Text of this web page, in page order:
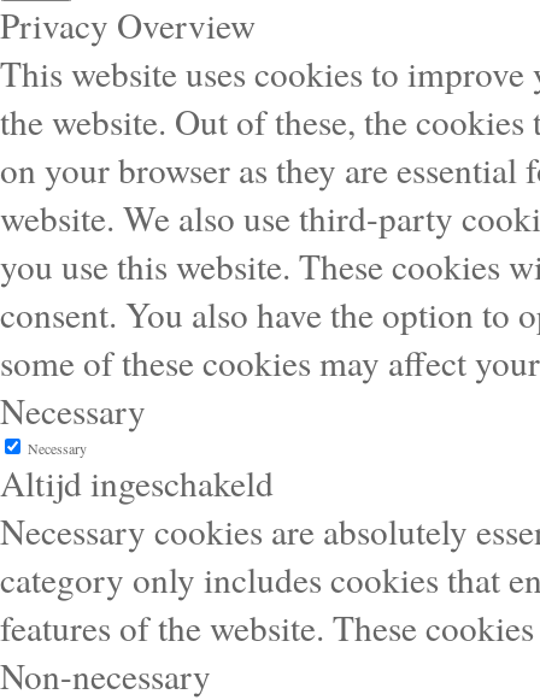
Privacy Overview
This website uses cookies to
the website. Out of these, the cookies
on your browser as they are
website. We also use third-party
you use this website. These cookies
consent. You also have the option
some of these cookies may affect
Necessary
Necessary
Altijd ingeschakeld
Necessary cookies are absolutely
category only includes cookies that
features of the website. These
Non-necessary